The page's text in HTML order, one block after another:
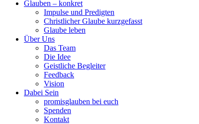
Glauben – konkret
Impulse und Predigten
Christlicher Glaube kurzgefasst
Glaube leben
Über Uns
Das Team
Die Idee
Geistliche Begleiter
Feedback
Vision
Dabei Sein
promisglauben bei euch
Spenden
Kontakt